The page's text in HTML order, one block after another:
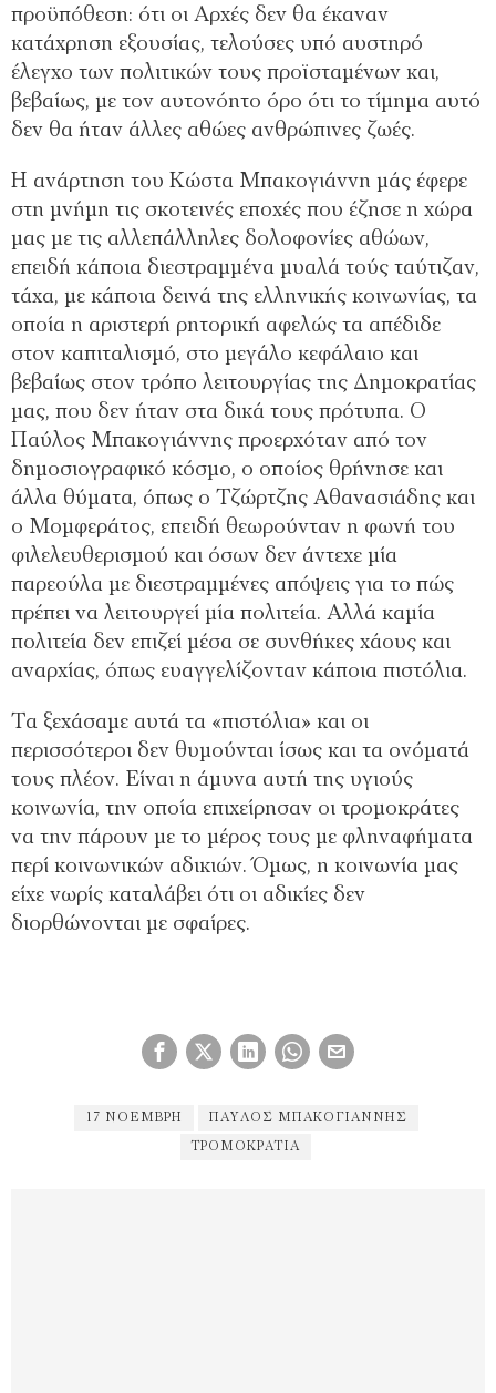
προϋπόθεση: ότι οι Αρχές δεν θα έκαναν
κατάχρηση εξουσίας, τελούσες υπό αυστηρό
έλεγχο των πολιτικών τους προϊσταμένων και,
βεβαίως, με τον αυτονόητο όρο ότι το τίμημα αυτό
δεν θα ήταν άλλες αθώες ανθρώπινες ζωές.
Η ανάρτηση του Κώστα Μπακογιάννη μάς έφερε
στη μνήμη τις σκοτεινές εποχές που έζησε η χώρα
μας με τις αλλεπάλληλες δολοφονίες αθώων,
επειδή κάποια διεστραμμένα μυαλά τούς ταύτιζαν,
τάχα, με κάποια δεινά της ελληνικής κοινωνίας, τα
οποία η αριστερή ρητορική αφελώς τα απέδιδε
στον καπιταλισμό, στο μεγάλο κεφάλαιο και
βεβαίως στον τρόπο λειτουργίας της Δημοκρατίας
μας, που δεν ήταν στα δικά τους πρότυπα. Ο
Παύλος Μπακογιάννης προερχόταν από τον
δημοσιογραφικό κόσμο, ο οποίος θρήνησε και
άλλα θύματα, όπως ο Τζώρτζης Αθανασιάδης και
ο Μομφεράτος, επειδή θεωρούνταν η φωνή του
φιλελευθερισμού και όσων δεν άντεχε μία
παρεούλα με διεστραμμένες απόψεις για το πώς
πρέπει να λειτουργεί μία πολιτεία. Αλλά καμία
πολιτεία δεν επιζεί μέσα σε συνθήκες χάους και
αναρχίας, όπως ευαγγελίζονταν κάποια πιστόλια.
Τα ξεχάσαμε αυτά τα «πιστόλια» και οι
περισσότεροι δεν θυμούνται ίσως και τα ονόματά
τους πλέον. Είναι η άμυνα αυτή της υγιούς
κοινωνία, την οποία επιχείρησαν οι τρομοκράτες
να την πάρουν με το μέρος τους με φληναφήματα
περί κοινωνικών αδικιών. Όμως, η κοινωνία μας
είχε νωρίς καταλάβει ότι οι αδικίες δεν
διορθώνονται με σφαίρες.
17 ΝΟΈΜΒΡΗ ΠΑΥΛΟΣ ΜΠΑΚΟΓΙΑΝΝΗΣ
ΤΡΟΜΟΚΡΑΤΊΑ